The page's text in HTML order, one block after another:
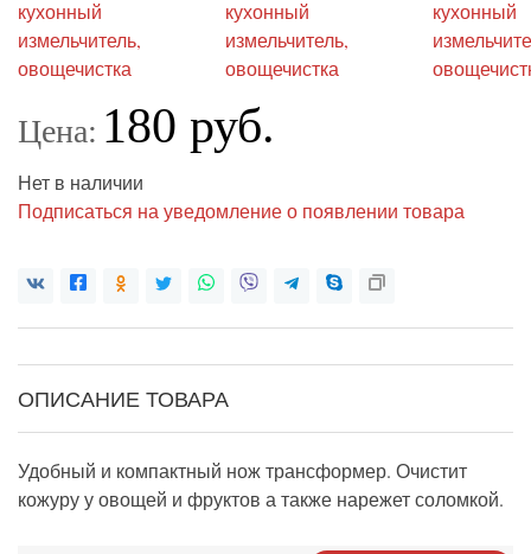
Цена: 180 руб.
Нет в наличии
Подписаться на уведомление о появлении товара
ОПИСАНИЕ ТОВАРА
Удобный и компактный нож трансформер. Очистит
кожуру у овощей и фруктов а также нарежет соломкой.